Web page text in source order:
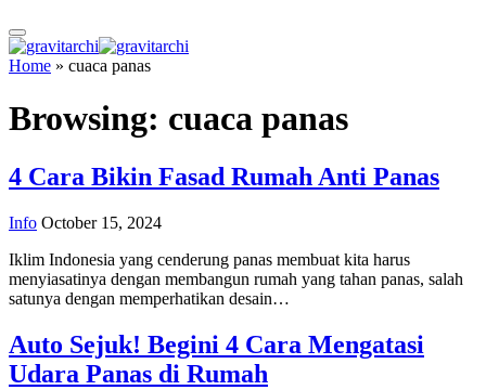
Home » cuaca panas
Browsing: cuaca panas
4 Cara Bikin Fasad Rumah Anti Panas
Info October 15, 2024
Iklim Indonesia yang cenderung panas membuat kita harus
menyiasatinya dengan membangun rumah yang tahan panas, salah
satunya dengan memperhatikan desain…
Auto Sejuk! Begini 4 Cara Mengatasi
Udara Panas di Rumah